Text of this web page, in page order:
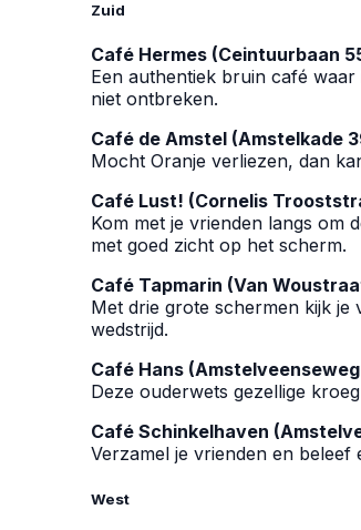
Zuid
Café Hermes (Ceintuurbaan
Een authentiek bruin café
niet ontbreken.
Café de Amstel (Amstelkade
Mocht Oranje verliezen, dan
Café Lust! (Cornelis
Kom met je vrienden langs om
met goed zicht op het scherm.
Café Tapmarin (Van
Met drie grote schermen kijk je
wedstrijd.
Café Hans
Deze ouderwets gezellige
Café Schinkelhaven
Verzamel je vrienden en
West